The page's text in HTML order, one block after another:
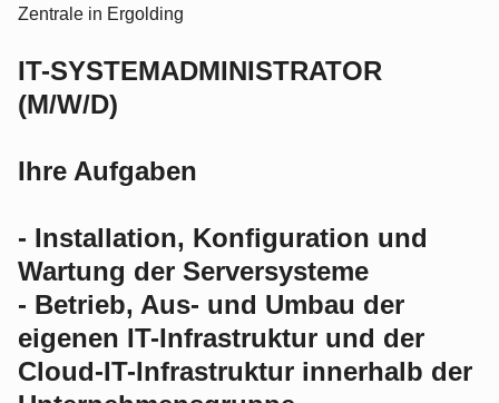
Zentrale in Ergolding
IT-SYSTEMADMINISTRATOR
(M/W/D)
Ihre Aufgaben
- Installation, Konfiguration und
Wartung der Server­systeme
- Betrieb, Aus- und Umbau der
eigenen IT-Infrastruktur und der
Cloud-IT-Infrastruktur innerhalb der